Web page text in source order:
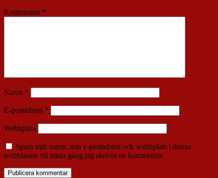
Kommentar *
Namn *
E-postadress *
Webbplats
Spara mitt namn, min e-postadress och webbplats i denna
webbläsare till nästa gång jag skriver en kommentar.